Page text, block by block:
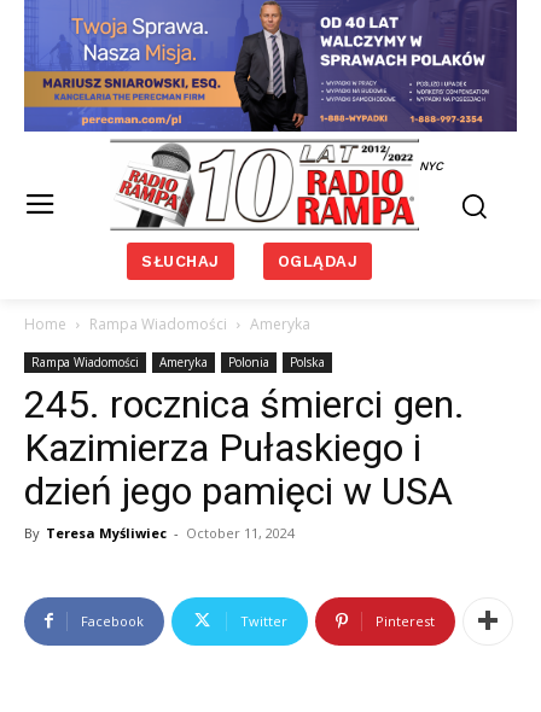
NYC
SŁUCHAJ OGLĄDAJ
Home Rampa Wiadomości Ameryka
Rampa Wiadomości Ameryka Polonia Polska
245. rocznica śmierci gen.
Kazimierza Pułaskiego i
dzień jego pamięci w USA
By Teresa Myśliwiec - October 11, 2024
Facebook Twitter Pinterest